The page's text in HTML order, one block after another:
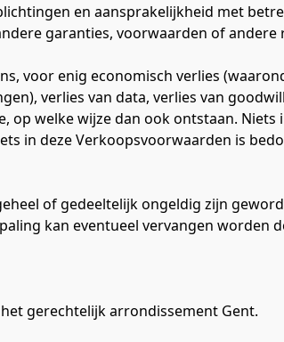
en aansprakelijkheid met
garanties, voorwaarden of andere
voor enig economisch verlies
verlies van data, verlies van
op welke wijze dan ook ontstaan. Niets
in deze Verkoopsvoorwaarden is
of gedeeltelijk ongeldig zijn
kan eventueel vervangen worden
gerechtelijk arrondissement Gent.